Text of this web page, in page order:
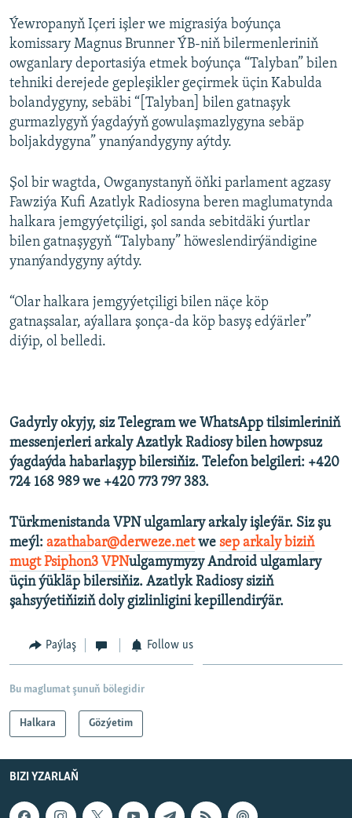
Ýewropanyň Içeri işler we migrasiýa boýunça
komissary Magnus Brunner ÝB-niň bilermenleriniň
owganlary deportasiýa etmek boýunça “Talyban” bilen
tehniki derejede gepleşikler geçirmek üçin Kabulda
bolandygyny, sebäbi “[Talyban] bilen gatnaşyk
gurmazlygyň ýagdaýyň gowulaşmazlygyna sebäp
boljakdygyna” ynanýandygyny aýtdy.
Şol bir wagtda, Owganystanyň öňki parlament agzasy
Fawziýa Kufi Azatlyk Radiosyna beren maglumatynda
halkara jemgyýetçiligi, şol sanda sebitdäki ýurtlar
bilen gatnaşygyň “Talybany” höweslendirýändigine
ynanýandygyny aýtdy.
“Olar halkara jemgyýetçiligi bilen näçe köp
gatnaşsalar, aýallara şonça-da köp basyş edýärler”
diýip, ol belledi.
Gadyrly okyjy, siz Telegram we WhatsApp tilsimleriniň
messenjerleri arkaly Azatlyk Radiosy bilen howpsuz
ýagdaýda habarlaşyp bilersiňiz. Telefon belgileri: +420
724 168 989 we +420 773 797 383.
Türkmenistanda VPN ulgamlary arkaly işleýär. Siz şu
meýl: azathabar@derweze.netwe sep arkaly biziň
mugt Psiphon3 VPNulgamymyzy Android ulgamlary
üçin ýükläp bilersiňiz. Azatlyk Radiosy siziň
şahsyýetiňiziň doly gizlinligini kepillendirýär.
Paýlaş Follow us
Bu maglumat şunuň bölegidir
Halkara Gözýetim
BIZI YZARLAŇ